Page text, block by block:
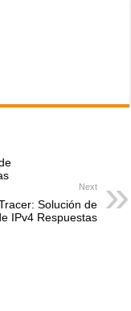
Next
Solución de
IPv4 Respuestas